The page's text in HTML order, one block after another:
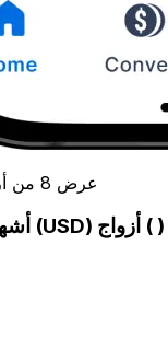
عرض 8 من أزواج العملات الشائعة
أشهر الدولار الأمريكي (USD) أزواج ( )